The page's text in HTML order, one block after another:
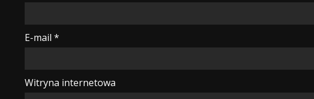
E-mail *
Witryna internetowa